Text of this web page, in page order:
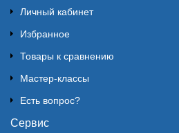
Личный кабинет
Избранное
Товары к сравнению
Мастер-классы
Есть вопрос?
Сервис